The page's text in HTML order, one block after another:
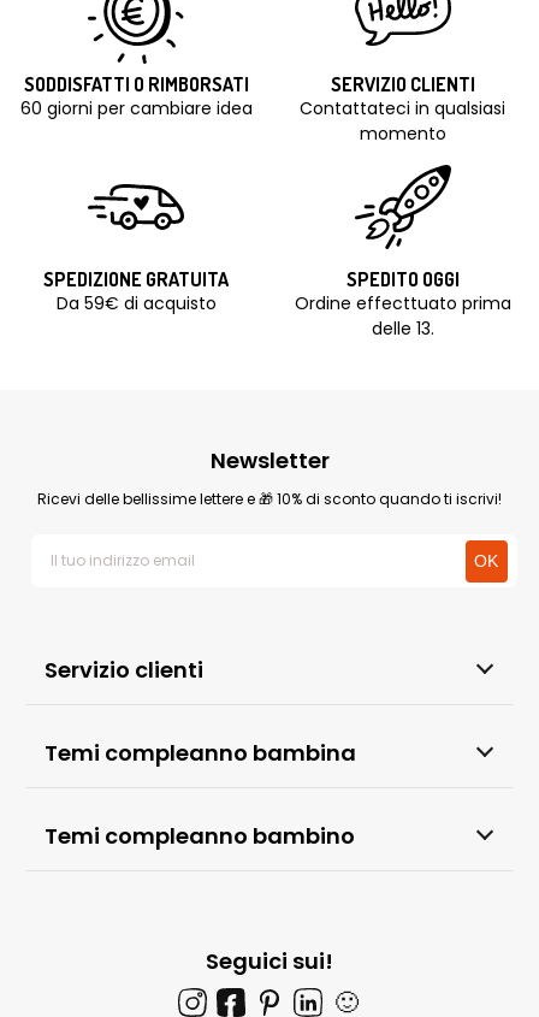
SODDISFATTI O RIMBORSATI
60 giorni per cambiare idea
SERVIZIO CLIENTI
Contattateci in qualsiasi
momento
SPEDIZIONE GRATUITA
Da 59€ di acquisto
SPEDITO OGGI
Ordine effecttuato prima
delle 13.
Servizio clienti
Temi compleanno bambina
Temi compleanno bambino
Newsletter
Ricevi delle bellissime lettere e 🎁 10% di sconto quando ti iscrivi!
Seguici sui!
🙂